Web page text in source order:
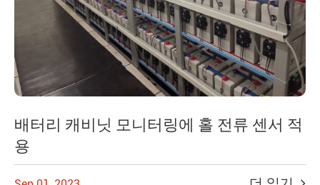
배터리 캐비닛 모니터링에 홀 전류 센서 적
용